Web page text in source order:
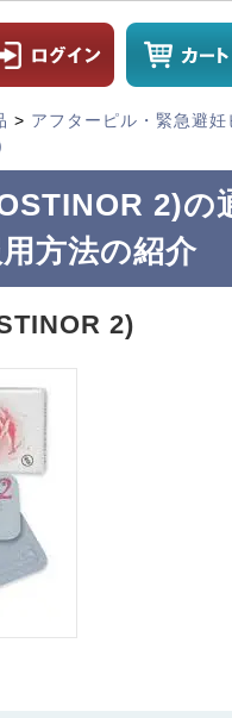
> アフターピル・緊急避妊
2)の
方法の紹介
2)